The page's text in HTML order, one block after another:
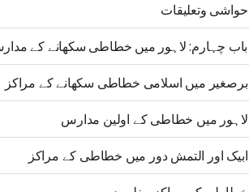
حواشی وتعلیقات
باب چہارم: لاہور میں خطاطی سکھانے کے
برصغیر میں اسلامی خطاطی سکھانے کے مراکز
لاہور میں خطاطی کے اولین مدارس
ابیک اور التمش دور میں خطاطی کے مراکز